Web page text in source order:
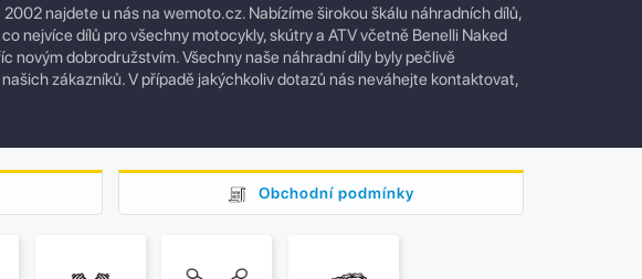
najdete u nás na wemoto.cz. Nabízíme širokou škálu náhradních dílů,
nejvíce dílů pro všechny motocykly, skútry a ATV včetně Benelli Naked
dobrodružstvím. Všechny naše náhradní díly byly pečlivě
zákazníků. V případě jakýchkoliv dotazů nás neváhejte kontaktovat,
Obchodní podmínky